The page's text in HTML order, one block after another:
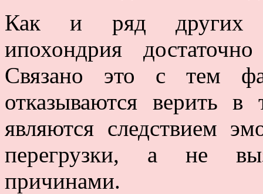
Как и ряд других
ипохондрия
Связано это с тем
отказываются верить
являются следствием
перегрузки, а не
причинами.